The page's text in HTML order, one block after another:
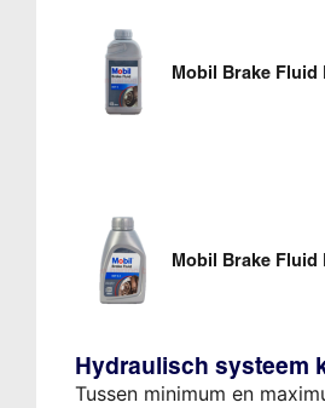
Mobil Brake Fluid
Mobil Brake Fluid
Hydraulisch systeem
Tussen minimum en